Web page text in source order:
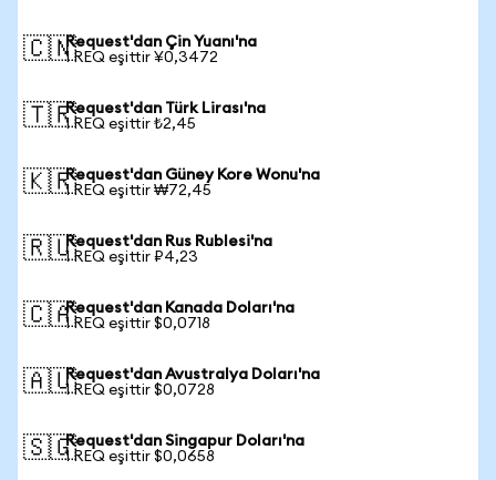
🇨🇳Request'dan Çin Yuanı'na
1 REQ eşittir ¥0,3472
🇹🇷Request'dan Türk Lirası'na
1 REQ eşittir ₺2,45
🇰🇷Request'dan Güney Kore Wonu'na
1 REQ eşittir ₩72,45
🇷🇺Request'dan Rus Rublesi'na
1 REQ eşittir ₽4,23
🇨🇦Request'dan Kanada Doları'na
1 REQ eşittir $0,0718
🇦🇺Request'dan Avustralya Doları'na
1 REQ eşittir $0,0728
🇸🇬Request'dan Singapur Doları'na
1 REQ eşittir $0,0658